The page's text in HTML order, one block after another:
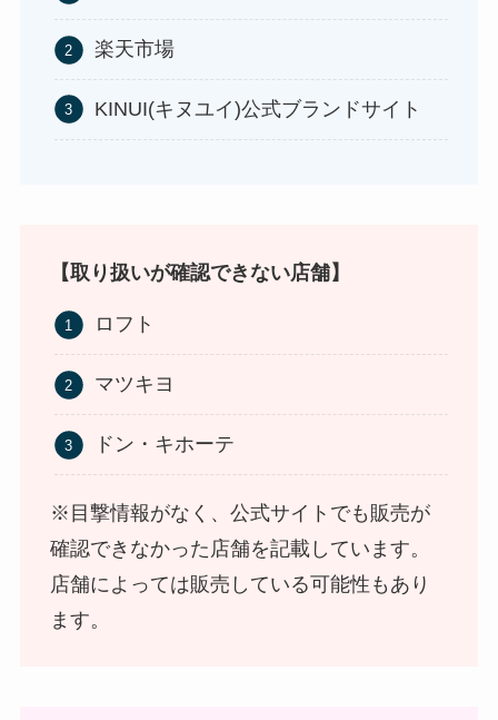
アサイーの冷凍はどこに売ってる？コストコや業
務スーパーで買える！
食紅はどこで買える？ダイソーやセリアなどの100
楽天市場
KINUI(キヌユイ)公式ブランドサイト
【取り扱いが確認できない店舗】
ロフト
マツキヨ
ドン・キホーテ
※目撃情報がなく、公式サイトでも販売が
確認できなかった店舗を記載しています。
店舗によっては販売している可能性もあり
ます。